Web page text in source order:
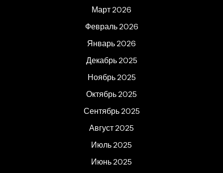
Март 2026
Февраль 2026
Январь 2026
Декабрь 2025
Ноябрь 2025
Октябрь 2025
Сентябрь 2025
Август 2025
Июль 2025
Июнь 2025